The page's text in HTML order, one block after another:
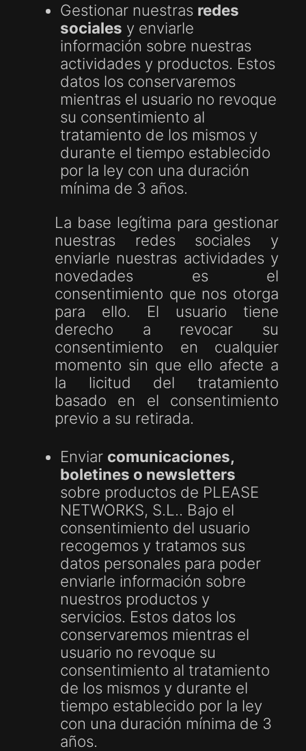
Gestionar nuestras redes
sociales y enviarle
información sobre nuestras
actividades y productos. Estos
datos los conservaremos
mientras el usuario no revoque
su consentimiento al
tratamiento de los mismos y
durante el tiempo establecido
por la ley con una duración
mínima de 3 años.
La base legítima para gestionar
nuestras redes sociales y
enviarle nuestras actividades y
novedades es el
consentimiento que nos otorga
para ello. El usuario tiene
derecho a revocar su
consentimiento en cualquier
momento sin que ello afecte a
la licitud del tratamiento
basado en el consentimiento
previo a su retirada.
Enviar comunicaciones,
boletines o newsletters
sobre productos de PLEASE
NETWORKS, S.L.. Bajo el
consentimiento del usuario
recogemos y tratamos sus
datos personales para poder
enviarle información sobre
nuestros productos y
servicios. Estos datos los
conservaremos mientras el
usuario no revoque su
consentimiento al tratamiento
de los mismos y durante el
tiempo establecido por la ley
con una duración mínima de 3
años.